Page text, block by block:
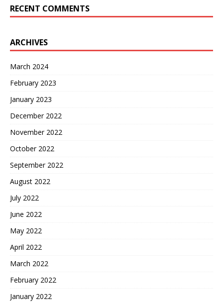
RECENT COMMENTS
ARCHIVES
March 2024
February 2023
January 2023
December 2022
November 2022
October 2022
September 2022
August 2022
July 2022
June 2022
May 2022
April 2022
March 2022
February 2022
January 2022